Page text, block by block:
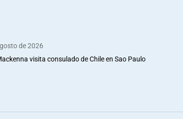
de 2026
visita consulado de Chile en Sao Paulo